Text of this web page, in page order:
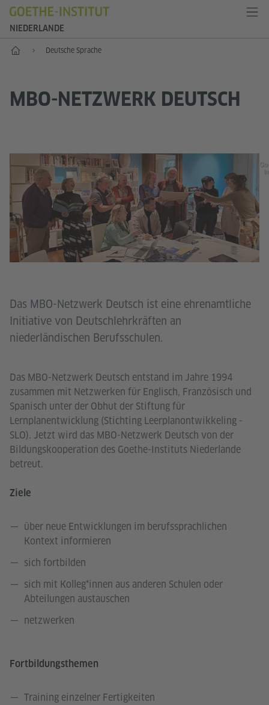
NIEDERLANDE
Start Deutsche Sprache
MBO-NETZWERK DEUTSCH
Das MBO-Netzwerk Deutsch ist eine ehrenamtliche
Initiative von Deutschlehrkräften an
niederländischen Berufsschulen.
Das MBO-Netzwerk Deutsch entstand im Jahre 1994
zusammen mit Netzwerken für Englisch, Französisch und
Spanisch unter der Obhut der Stiftung für
Lernplanentwicklung (Stichting Leerplanontwikkeling -
SLO). Jetzt wird das MBO-Netzwerk Deutsch von der
Bildungskooperation des Goethe-Instituts Niederlande
betreut.
Ziele
über neue Entwicklungen im berufssprachlichen
Kontext informieren
sich fortbilden
sich mit Kolleg*innen aus anderen Schulen oder
Abteilungen austauschen
netzwerken
Fortbildungsthemen
Training einzelner Fertigkeiten